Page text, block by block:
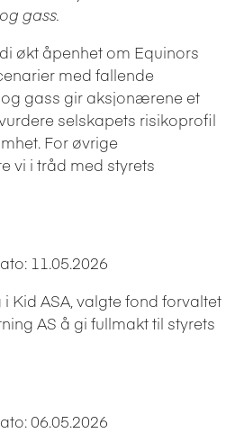
gass.
økt åpenhet om Equinors
med fallende
gass gir aksjonærene et
selskapets risikoprofil
For øvrige
vi i tråd med styrets
11.05.2026
Kid ASA, valgte fond forvaltet
AS å gi fullmakt til styrets
06.05.2026